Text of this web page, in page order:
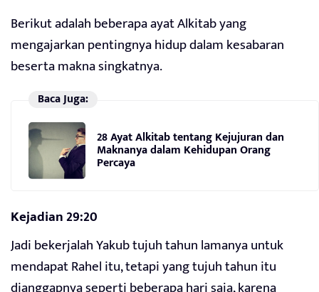
Berikut adalah beberapa ayat Alkitab yang
mengajarkan pentingnya hidup dalam kesabaran
beserta makna singkatnya.
Baca Juga:
28 Ayat Alkitab tentang Kejujuran dan
Maknanya dalam Kehidupan Orang
Percaya
Kejadian 29:20
Jadi bekerjalah Yakub tujuh tahun lamanya untuk
mendapat Rahel itu, tetapi yang tujuh tahun itu